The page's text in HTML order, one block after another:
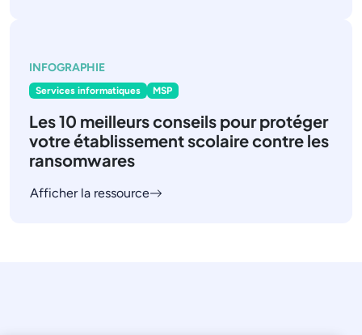
INFOGRAPHIE
Services informatiques MSP
Les 10 meilleurs conseils pour protéger
votre établissement scolaire contre les
ransomwares
Afficher la ressource